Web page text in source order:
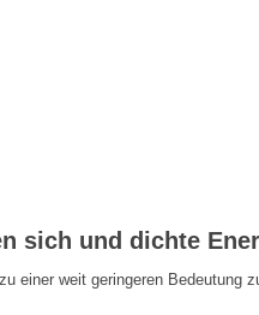
sich und dichte
einer weit geringeren